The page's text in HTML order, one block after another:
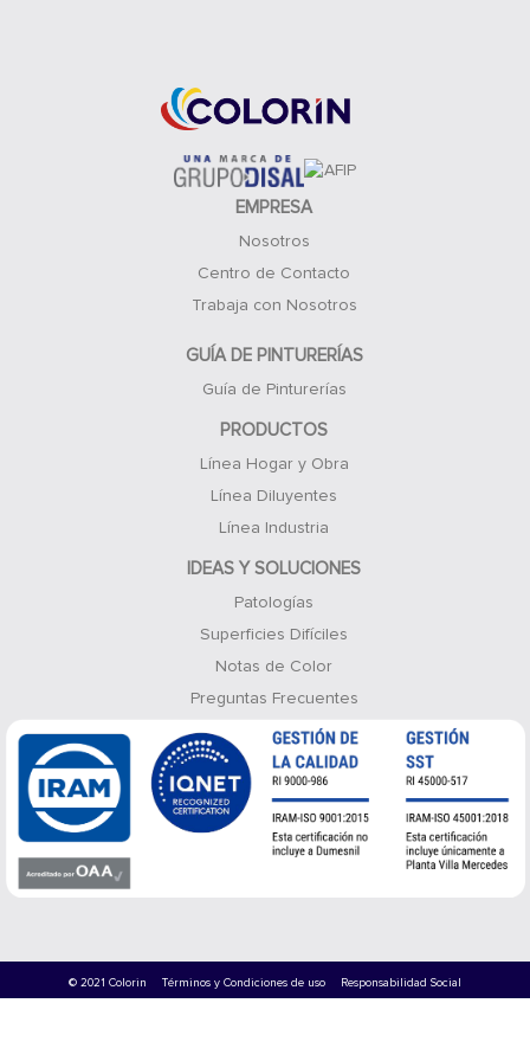
EMPRESA
Nosotros
Centro de Contacto
Trabaja con Nosotros
GUÍA DE PINTURERÍAS
Guía de Pinturerías
PRODUCTOS
Línea Hogar y Obra
Línea Diluyentes
Línea Industria
IDEAS Y SOLUCIONES
Patologías
Superficies Difíciles
Notas de Color
Preguntas Frecuentes
© 2021 Colorin Términos y Condiciones de uso Responsabilidad Social